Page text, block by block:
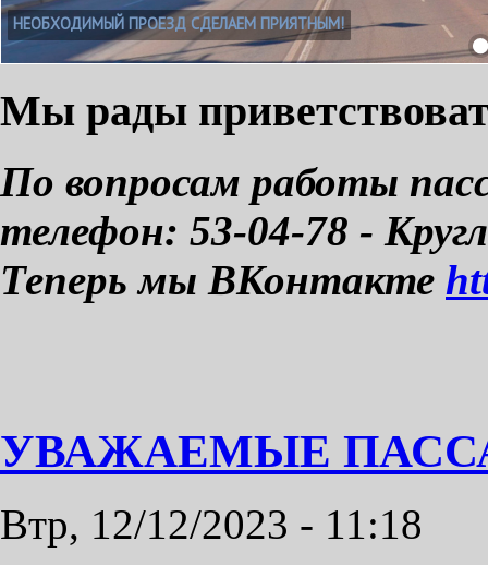
НЕОБХОДИМЫЙ ПРОЕЗД СДЕЛАЕМ ПРИЯТНЫМ!
Мы рады
По вопросам работы
телефон: 53-04-78 -
Теперь мы ВКонтакте
УВАЖАЕМЫЕ
Втр, 12/12/2023 - 11:18